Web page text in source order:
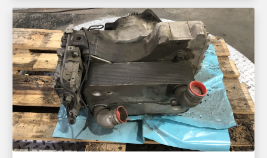
400230999
VOITH R115H RETARDER MB G211-16